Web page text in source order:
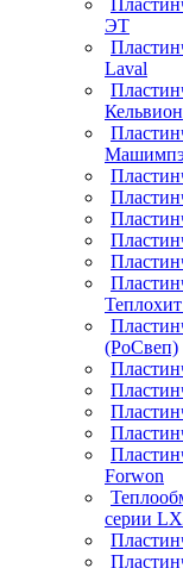
ЭТ
Laval
Кельвион
(РоСвеп)
Forwon
серии